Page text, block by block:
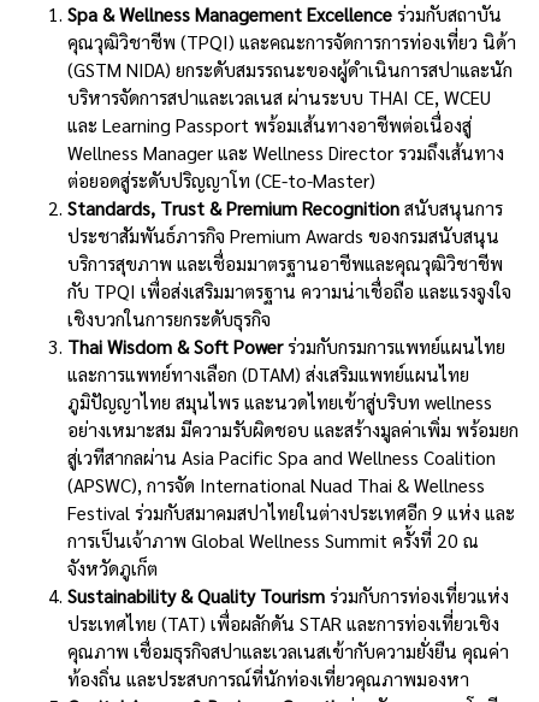
Spa & Wellness Management Excellenceร่วมกับสถาบัน
คุณวุฒิวิชาชีพ (TPQI) และคณะการจัดการการท่องเที่ยว นิด้า
(GSTM NIDA) ยกระดับสมรรถนะของผู้ดำเนินการสปาและนัก
บริหารจัดการสปาและเวลเนส ผ่านระบบ THAI CE, WCEU
และ Learning Passport พร้อมเส้นทางอาชีพต่อเนื่องสู่
Wellness Manager และ Wellness Director รวมถึงเส้นทาง
ต่อยอดสู่ระดับปริญญาโท (CE-to-Master)
Standards, Trust & Premium Recognitionสนับสนุนการ
ประชาสัมพันธ์ภารกิจ Premium Awards ของกรมสนับสนุน
บริการสุขภาพ และเชื่อมมาตรฐานอาชีพและคุณวุฒิวิชาชีพ
กับ TPQI เพื่อส่งเสริมมาตรฐาน ความน่าเชื่อถือ และแรงจูงใจ
เชิงบวกในการยกระดับธุรกิจ
Thai Wisdom & Soft Powerร่วมกับกรมการแพทย์แผนไทย
และการแพทย์ทางเลือก (DTAM) ส่งเสริมแพทย์แผนไทย
ภูมิปัญญาไทย สมุนไพร และนวดไทยเข้าสู่บริบท wellness
อย่างเหมาะสม มีความรับผิดชอบ และสร้างมูลค่าเพิ่ม พร้อมยก
สู่เวทีสากลผ่าน Asia Pacific Spa and Wellness Coalition
(APSWC), การจัด International Nuad Thai & Wellness
Festival ร่วมกับสมาคมสปาไทยในต่างประเทศอีก 9 แห่ง และ
การเป็นเจ้าภาพ Global Wellness Summit ครั้งที่ 20 ณ
จังหวัดภูเก็ต
Sustainability & Quality Tourismร่วมกับการท่องเที่ยวแห่ง
ประเทศไทย (TAT) เพื่อผลักดัน STAR และการท่องเที่ยวเชิง
คุณภาพ เชื่อมธุรกิจสปาและเวลเนสเข้ากับความยั่งยืน คุณค่า
ท้องถิ่น และประสบการณ์ที่นักท่องเที่ยวคุณภาพมองหา